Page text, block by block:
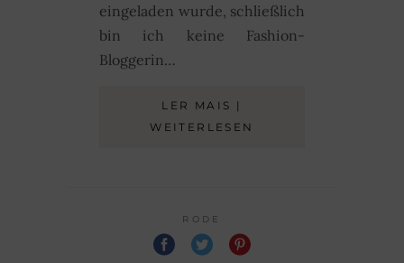
eingeladen wurde, schließlich
bin ich keine Fashion-
Bloggerin…
LER MAIS |
WEITERLESEN
RODE